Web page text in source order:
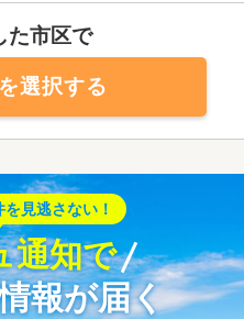
た市区で
選択する
見逃さない！
通知で
報が届く